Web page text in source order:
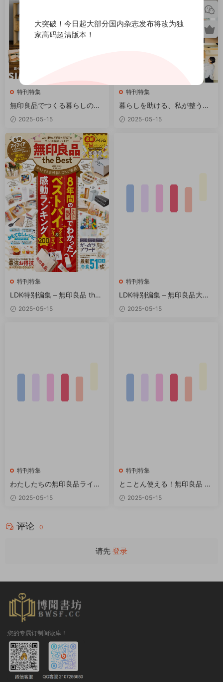
特刊特集
無印良品でつくる暮らしのベ
ストアイデア PDF
2025-05-15
特刊特集
暮らしを助ける、私が整う無
印良品 PDF
2025-05-15
特刊特集
LDK特别编集 – 無印良品 the
Best PDF
2025-05-15
特刊特集
LDK特别编集 – 無印良品大百
科 PDF
2025-05-15
特刊特集
わたしたちの無印良品ライフ
PDF2025-05-15
特刊特集
とことん使える！無印良品 人
気収納アイテムで「ためな
い」暮らし PDF
2025-05-15
评论 0
请先 登录
您的专属订制阅读库！
大突破！今日起大部分国内杂志发布将改为独
家高码超清版本！